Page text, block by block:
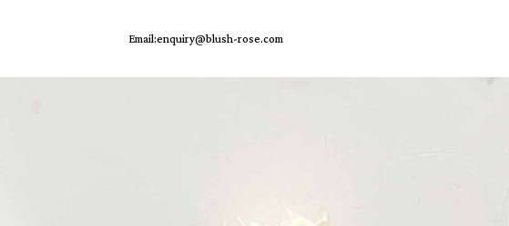
Email:enquiry@blush-rose.com